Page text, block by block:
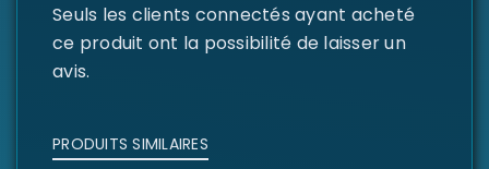
Seuls les clients connectés ayant acheté
ce produit ont la possibilité de laisser un
avis.
PRODUITS SIMILAIRES